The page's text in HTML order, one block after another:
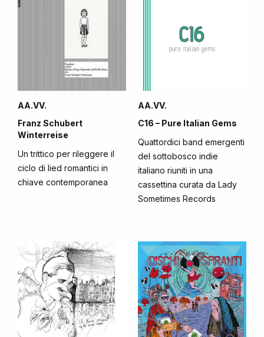
AA.VV.
Franz Schubert
Winterreise
Un trittico per rileggere il
ciclo di lied romantici in
chiave contemporanea
AA.VV.
C16 – Pure Italian Gems
Quattordici band emergenti
del sottobosco indie
italiano riuniti in una
cassettina curata da Lady
Sometimes Records